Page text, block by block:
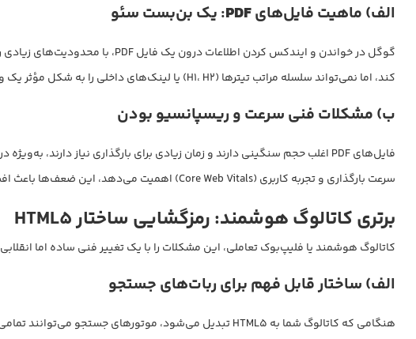
الف) ماهیت فایل‌هایPDF: یک بن‌بست سئو
کند، اما نمی‌تواند سلسله مراتب تیترها (H1، H2) یا لینک‌های داخلی را به شکل مؤثر یک وب‌سایت درک کند. نتیجه؟ محتوای ارزشمند شما در اعماق اینترنت دفن می‌شود.
ب) مشکلات فنی سرعت و ریسپانسیو بودن
سرعت بارگذاری و تجربه کاربری (Core Web Vitals) اهمیت می‌دهد، این ضعف‌ها باعث افت رتبه کاتالوگ سنتی شما می‌شوند.
برتری کاتالوگ هوشمند: رمزگشایی ساختار HTML5
کاتالوگ هوشمند یا فلیپ‌بوک تعاملی، این مشکلات را با یک تغییر فنی ساده اما
الف) ساختار قابل فهم برای ربات‌های جستجو
هنگامی که کاتالوگ شما به HTML5 تبدیل می‌شود، موتورهای جستجو می‌توانند تمامی عناصر آن را مانند یک وب‌سایت استاندارد بخوانند و ایندکس کنند: